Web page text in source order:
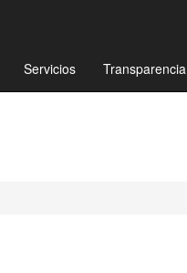
Servicios Transparencia
Mapa de sitio Directorio